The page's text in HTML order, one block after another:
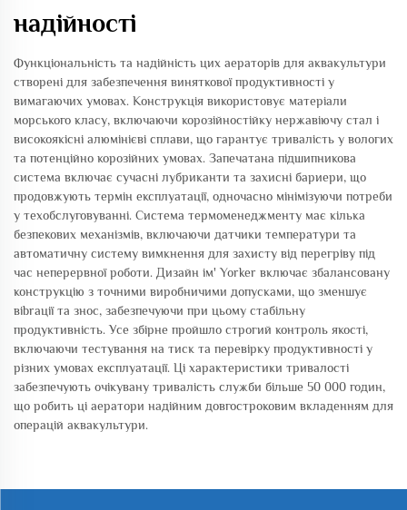
надійності
Функціональність та надійність цих аераторів для аквакультури
створені для забезпечення виняткової продуктивності у
вимагаючих умовах. Конструкція використовує матеріали
морського класу, включаючи корозійностійку нержавіючу стал і
високоякісні алюмінієві сплави, що гарантує тривалість у вологих
та потенційно корозійних умовах. Запечатана підшипникова
система включає сучасні лубриканти та захисні бариери, що
продовжують термін експлуатації, одночасно мінімізуючи потреби
у техобслуговуванні. Система термоменеджменту має кілька
безпекових механізмів, включаючи датчики температури та
автоматичну систему вимкнення для захисту від перегріву під
час неперервної роботи. Дизайн ім' Yorker включає збалансовану
конструкцію з точними виробничими допусками, що зменшує
вibrації та знос, забезпечуючи при цьому стабільну
продуктивність. Усе збірне пройшло строгий контроль якості,
включаючи тестування на тиск та перевірку продуктивності у
різних умовах експлуатації. Ці характеристики тривалості
забезпечують очікувану тривалість служби більше 50 000 годин,
що робить ці аератори надійним довгостроковим вкладенням для
операцій аквакультури.